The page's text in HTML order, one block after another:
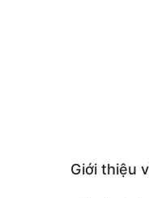
Giới thiệu